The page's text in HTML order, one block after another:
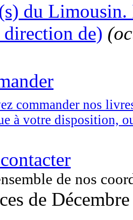
du Limousin.
direction de)
commander nos
à votre disposition,
de nos
de Décembre